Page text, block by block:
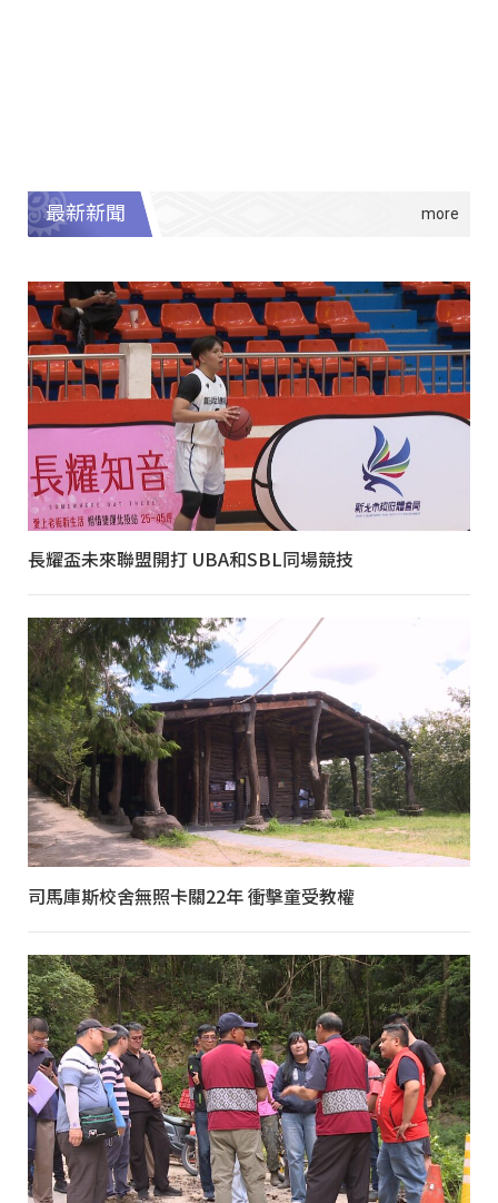
最新新聞
長耀盃未來聯盟開打 UBA和SBL同場競技
司馬庫斯校舍無照卡關22年 衝擊童受教權